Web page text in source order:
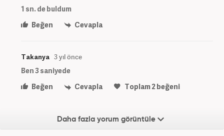
1 sn. de buldum
Beğen
Cevapla
Takanya 3 yıl önce
Ben 3 saniyede
Beğen
Cevapla Toplam2beğeni
Daha fazla yorum görüntüle